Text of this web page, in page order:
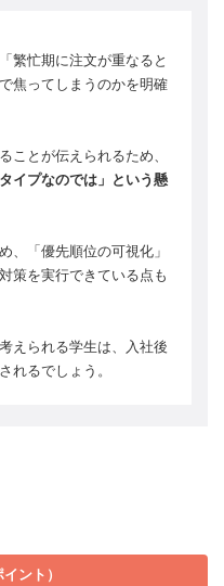
繁忙期に注文が重なると
焦ってしまうのかを明確
ことが伝えられるため、
イプなのでは」という懸
、「優先順位の可視化」
策を実行できている点も
えられる学生は、入社後
れるでしょう。
ント）